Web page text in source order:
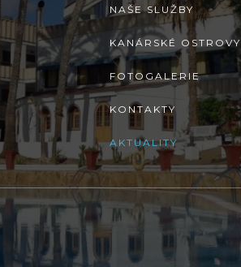
NAŠE SLUŽBY
KANÁRSKÉ OSTROVY
FOTOGALERIE
KONTAKTY
AKTUALITY